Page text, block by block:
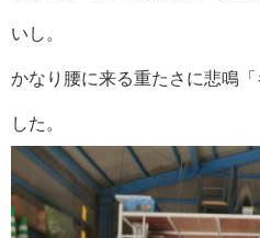
いし。
かなり腰に来る重たさに悲鳴
した。